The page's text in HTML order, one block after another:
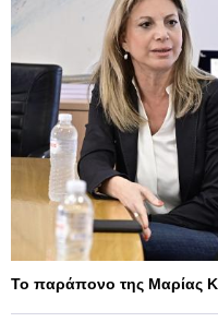
Το παράπονο της Μαρίας